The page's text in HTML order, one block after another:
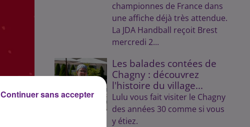
championnes de France dans
une affiche déjà très attendue.
La JDA Handball reçoit Brest
mercredi 2...
Les balades contées de
Chagny : découvrez
l'histoire du village...
Lulu vous fait visiter le Chagny
des années 30 comme si vous
y étiez.
Continuer sans accepter